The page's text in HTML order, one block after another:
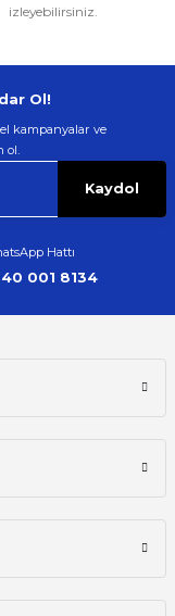
izleyebilirsiniz.
Ol!
kampanyalar ve
ol.
Kaydol
Hattı
001 8134